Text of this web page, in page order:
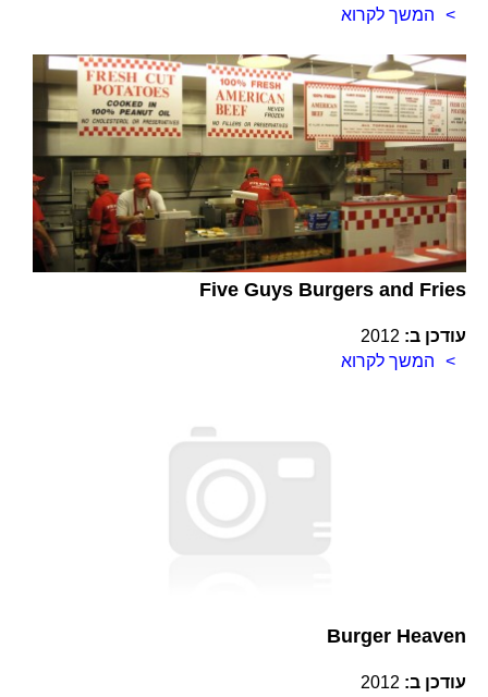
המשך לקרוא
Five Guys Burgers and Fries
עודכן ב: 2012
המשך לקרוא
Burger Heaven
עודכן ב: 2012